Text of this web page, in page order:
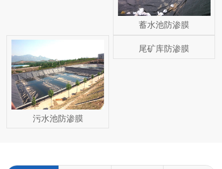
蓄水池防渗膜
污水池防渗膜
尾矿库防渗膜